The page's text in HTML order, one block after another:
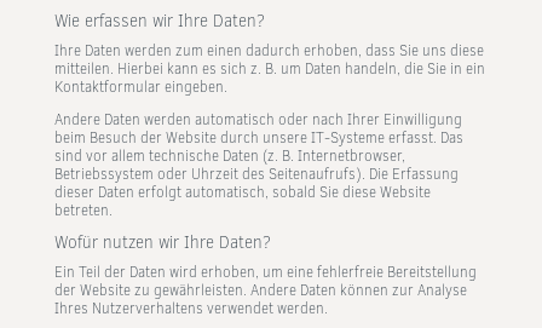
Wie erfassen wir Ihre Daten?
Ihre Daten werden zum einen dadurch erhoben, dass Sie uns diese
mitteilen. Hierbei kann es sich z. B. um Daten handeln, die Sie in ein
Kontaktformular eingeben.
Andere Daten werden automatisch oder nach Ihrer Einwilligung
beim Besuch der Website durch unsere IT-Systeme erfasst. Das
sind vor allem technische Daten (z. B. Internetbrowser,
Betriebssystem oder Uhrzeit des Seitenaufrufs). Die Erfassung
dieser Daten erfolgt automatisch, sobald Sie diese Website
betreten.
Wofür nutzen wir Ihre Daten?
Ein Teil der Daten wird erhoben, um eine fehlerfreie Bereitstellung
der Website zu gewährleisten. Andere Daten können zur Analyse
Ihres Nutzerverhaltens verwendet werden.